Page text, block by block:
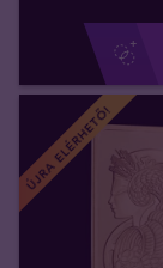
ÚJRA ELÉRHETŐ!